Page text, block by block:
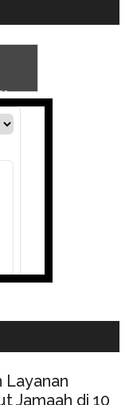
Layanan
Jamaah di 10